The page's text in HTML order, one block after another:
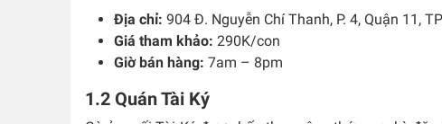
Địa chỉ: 904 Đ. Nguyễn Chí Thanh, P. 4, Quận 11,
Giá tham khảo: 290K/con
Giờ bán hàng: 7am – 8pm
1.2 Quán Tài Ký